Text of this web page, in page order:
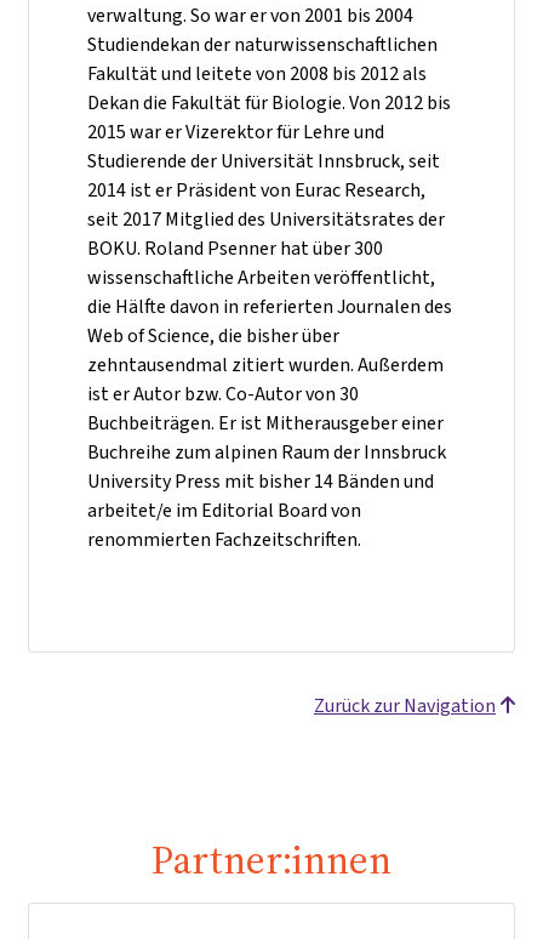
verwaltung. So war er von 2001 bis 2004
Studiendekan der naturwissenschaftlichen
Fakultät und leitete von 2008 bis 2012 als
Dekan die Fakultät für Biologie. Von 2012 bis
2015 war er Vizerektor für Lehre und
Studierende der Universität Innsbruck, seit
2014 ist er Präsident von Eurac Research,
seit 2017 Mitglied des Universitätsrates der
BOKU. Roland Psenner hat über 300
wissenschaftliche Arbeiten veröffentlicht,
die Hälfte davon in referierten Journalen des
Web of Science, die bisher über
zehntausendmal zitiert wurden. Außerdem
ist er Autor bzw. Co-Autor von 30
Buchbeiträgen. Er ist Mitherausgeber einer
Buchreihe zum alpinen Raum der Innsbruck
University Press mit bisher 14 Bänden und
arbeitet/e im Editorial Board von
renommierten Fachzeitschriften.
Zurück zur Navigation
Partner:innen